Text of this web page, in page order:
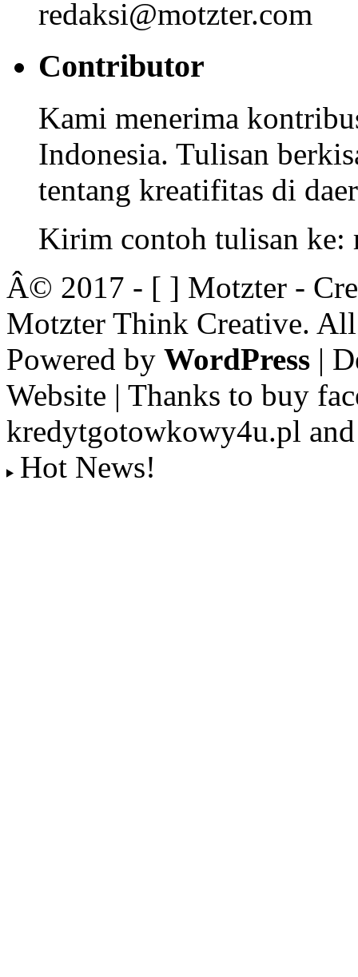
redaksi@motzter.com
Contributor
Kami menerima
Indonesia. Tulisan
tentang kreatifitas di
Kirim contoh tulisan ke:
Â© 2017 - [ ] Motzter -
Motzter Think Creative.
Powered by WordPress |
Website | Thanks to buy
kredytgotowkowy4u.pl
Hot News!